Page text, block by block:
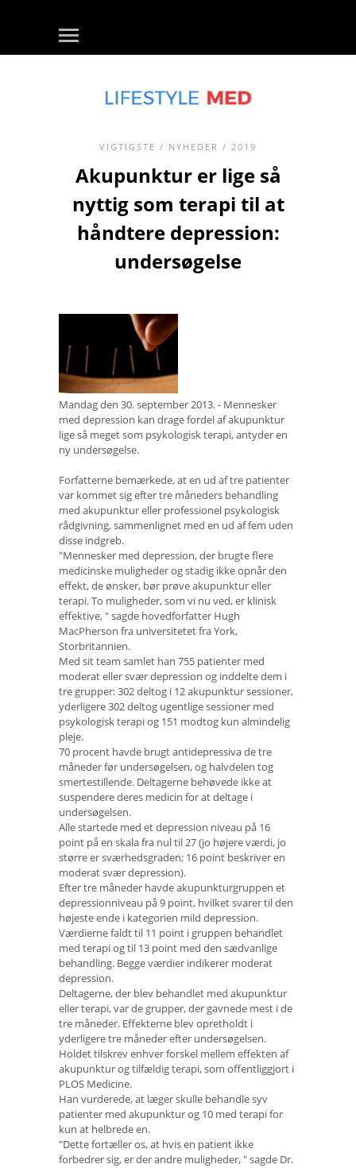
VIGTIGSTE / NYHEDER / 2019
Akupunktur er lige så
nyttig som terapi til at
håndtere depression:
undersøgelse
Mandag den 30. september 2013. - Mennesker
med depression kan drage fordel af akupunktur
lige så meget som psykologisk terapi, antyder en
ny undersøgelse.
Forfatterne bemærkede, at en ud af tre patienter
var kommet sig efter tre måneders behandling
med akupunktur eller professionel psykologisk
rådgivning, sammenlignet med en ud af fem uden
disse indgreb.
"Mennesker med depression, der brugte flere
medicinske muligheder og stadig ikke opnår den
effekt, de ønsker, bør prøve akupunktur eller
terapi. To muligheder, som vi nu ved, er klinisk
effektive, " sagde hovedforfatter Hugh
MacPherson fra universitetet fra York,
Storbritannien.
Med sit team samlet han 755 patienter med
moderat eller svær depression og inddelte dem i
tre grupper: 302 deltog i 12 akupunktur sessioner,
yderligere 302 deltog ugentlige sessioner med
psykologisk terapi og 151 modtog kun almindelig
pleje.
70 procent havde brugt antidepressiva de tre
måneder før undersøgelsen, og halvdelen tog
smertestillende. Deltagerne behøvede ikke at
suspendere deres medicin for at deltage i
undersøgelsen.
Alle startede med et depression niveau på 16
point på en skala fra nul til 27 (jo højere værdi, jo
større er sværhedsgraden; 16 point beskriver en
moderat svær depression).
Efter tre måneder havde akupunkturgruppen et
depressionniveau på 9 point, hvilket svarer til den
højeste ende i kategorien mild depression.
Værdierne faldt til 11 point i gruppen behandlet
med terapi og til 13 point med den sædvanlige
behandling. Begge værdier indikerer moderat
depression.
Deltagerne, der blev behandlet med akupunktur
eller terapi, var de grupper, der gavnede mest i de
tre måneder. Effekterne blev opretholdt i
yderligere tre måneder efter undersøgelsen.
Holdet tilskrev enhver forskel mellem effekten af ​​
akupunktur og tilfældig terapi, som offentliggjort i
PLOS Medicine.
Han vurderede, at læger skulle behandle syv
patienter med akupunktur og 10 med terapi for
kun at helbrede en.
"Dette fortæller os, at hvis en patient ikke
forbedrer sig, er der andre muligheder, " sagde Dr.